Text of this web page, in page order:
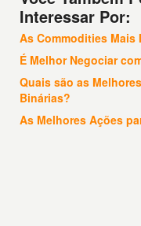
Interessar Por:
As Commodities Mais
É Melhor Negociar
Quais são as
Binárias?
As Melhores Ações